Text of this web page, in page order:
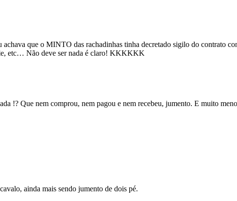
que o MINTO das rachadinhas tinha decretado sigilo do contrato
etc… Não deve ser nada é claro! KKKKKK
!? Que nem comprou, nem pagou e nem recebeu, jumento. E muito
ainda mais sendo jumento de dois pé.